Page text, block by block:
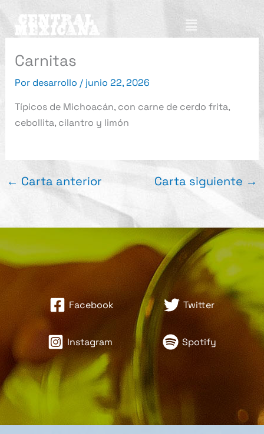
contenido
Menú
Carnitas
Por desarrollo / junio 22, 2026
Típicos de Michoacán, con carne de cerdo frita,
cebollita, cilantro y limón
← Carta anterior Carta siguiente →
Facebook Twitter
Instagram Spotify